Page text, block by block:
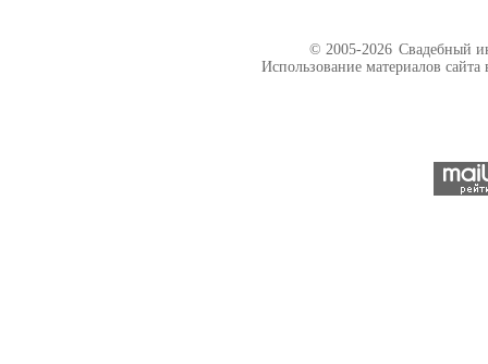
© 2005-2026 Свадебный
Использование материалов